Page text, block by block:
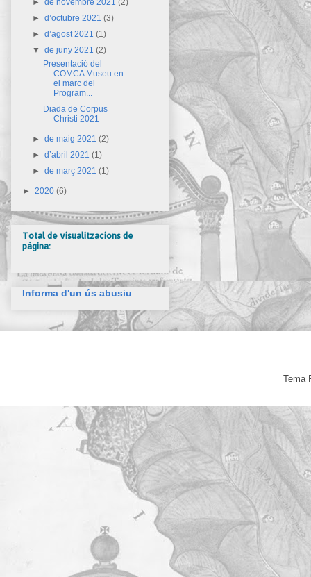
►d’octubre 2021(3)
►d’agost 2021(1)
▼de juny 2021(2)
Presentació del
COMCA Museu en
el marc del
Program...
Diada de Corpus
Christi 2021
►de maig 2021(2)
►d’abril 2021(1)
►de març 2021(1)
► 2020 (6)
Total de visualitzacions de
pàgina:
Informa d'un ús abusiu
Tema